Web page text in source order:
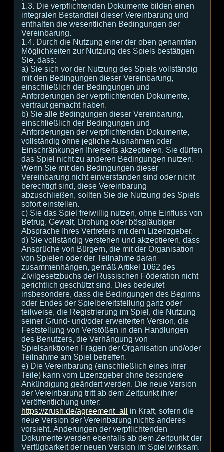
1.3. Die verpflichtenden Dokumente bilden einen
integralen Bestandteil dieser Vereinbarung und
enthalten die wesentlichen Bedingungen der
Vereinbarung.
1.4. Durch die Nutzung einer der oben genannten
Möglichkeiten zur Nutzung des Spiels bestätigen
Sie, dass:
а) Sie sich vor der Nutzung des Spiels vollständig
mit den Bedingungen dieser Vereinbarung,
einschließlich der Bedingungen und
Anforderungen der verpflichtenden Dokumente,
vertraut gemacht haben.
b) Sie alle Bedingungen dieser Vereinbarung,
einschließlich der Bedingungen und
Anforderungen der verpflichtenden Dokumente,
vollständig ohne jegliche Ausnahmen oder
Einschränkungen Ihrerseits akzeptieren. Sie dürfen
das Spiel nicht zu anderen Bedingungen nutzen.
Wenn Sie mit den Bedingungen dieser
Vereinbarung nicht einverstanden sind oder nicht
berechtigt sind, diese Vereinbarung
abzuschließen, sollten Sie die Nutzung des Spiels
sofort einstellen.
c) Sie das Spiel freiwillig nutzen, ohne Einfluss von
Betrug, Gewalt, Drohung oder bösgläubiger
Absprache Ihres Vertreters mit dem Lizenzgeber.
d) Sie vollständig verstehen und akzeptieren, dass
Ansprüche von Bürgern, die mit der Organisation
von Spielen oder der Teilnahme daran
zusammenhängen, gemäß Artikel 1062 des
Zivilgesetzbuchs der Russischen Föderation nicht
gerichtlich geschützt sind. Dies bedeutet
insbesondere, dass die Bedingungen des Beginns
oder Endes der Spielbereitstellung ganz oder
teilweise, die Registrierung im Spiel, die Nutzung
seiner Grund- und/oder erweiterten Version, die
Feststellung von Verstößen in den Handlungen
des Benutzers, die Verhängung von
Spielsanktionen Fragen der Organisation und/oder
Teilnahme am Spiel betreffen.
e) Die Vereinbarung (einschließlich eines ihrer
Teile) kann vom Lizenzgeber ohne besondere
Ankündigung geändert werden. Die neue Version
der Vereinbarung tritt ab dem Zeitpunkt ihrer
Veröffentlichung unter:
https://zrush.de/agreement_all
in Kraft, sofern die
neue Version der Vereinbarung nichts anderes
vorsieht. Änderungen der verpflichtenden
Dokumente werden ebenfalls ab dem Zeitpunkt der
Verfügbarkeit der neuen Version im Spiel wirksam.